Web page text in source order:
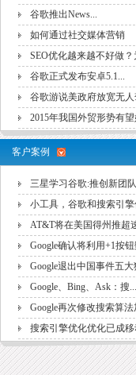
谷歌推出News...
如何通过社交媒体营销
SEO优化越来越不好做？
谷歌正式发布安卓5.1...
谷歌游说美政府放宽无
2015年我国外贸形势有
客户案例
三星学习谷歌:推创新团
小工具，谷歌和搜索引
AT&T将在美国得州推超
Google确认将利用+1按钮
Google退出中国事件五大
Google、Bing、Ask：搜...
Google再次修改搜索算
搜索引擎优化优化已成